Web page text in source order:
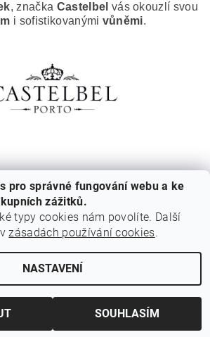
, značka Castelbel vás okouzlí svou
i sofistikovanými vůněmi.
práva vyhrazenaUpravit nastavení cookies
pro správné fungování webu a ke
zážitků.
typy cookies nám povolíte. Další
vzásadách používání cookies.
NASTAVENÍ
SOUHLASÍM